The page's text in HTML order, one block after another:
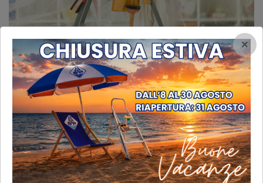
INFORMAZIONI
STP Srl
×